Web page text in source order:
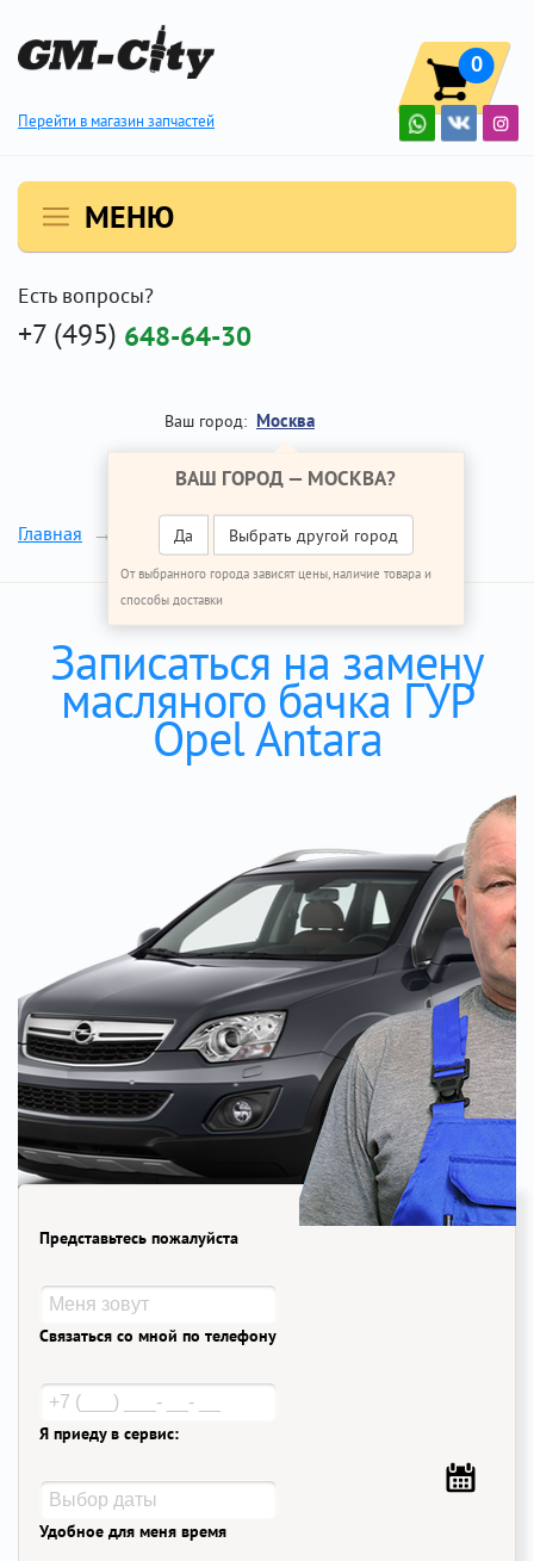
Перейти в магазин запчастей
0
МЕНЮ
Есть вопросы?
+7 (495) 648-64-30
Ваш город: Москва
ВАШ ГОРОД — МОСКВА?
Да Выбрать другой город
От выбранного города зависят цены, наличие товара и
способы доставки
Главная Ремонт Опель Антара Бачок ГУР
Записаться на замену
масляного бачка ГУР
Opel Antara
Представьтесь пожалуйста
Связаться со мной по телефону
Я приеду в сервис:
Удобное для меня время